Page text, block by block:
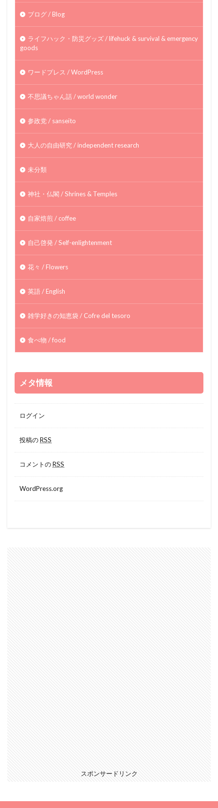
ブログ / Blog
ライフハック・防災グッズ / lifehuck & survival & emergency
goods
ワードプレス / WordPress
不思議ちゃん話 / world wonder
参政党 / sanseito
大人の自由研究 / independent research
未分類
神社・仏閣 / Shrines & Temples
自家焙煎 / coffee
自己啓発 / Self-enlightenment
花々 / Flowers
英語 / English
雑学好きの知恵袋 / Cofre del tesoro
食べ物 / food
メタ情報
ログイン
投稿のRSS
コメントのRSS
WordPress.org
スポンサードリンク